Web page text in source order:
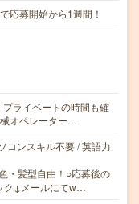
応募開始から1週間！
ライベートの時間も確
オペレーター…
コンスキル不要 / 英語力
・髪型自由！○応募後の
ク↓メールにてw…